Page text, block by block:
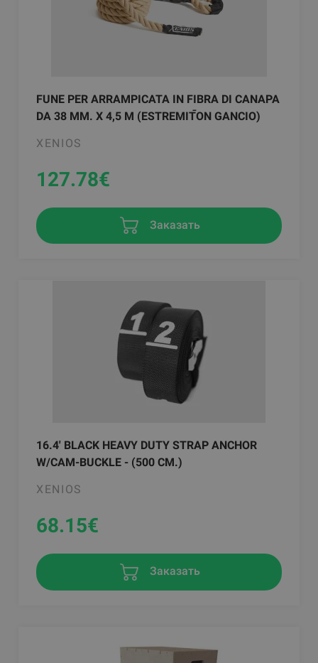
FUNE PER ARRAMPICATA IN FIBRA DI CANAPA
DA 38 MM. X 4,5 M (ESTREMITࠣON GANCIO)
XENIOS
127.78€
Заказать
16.4' BLACK HEAVY DUTY STRAP ANCHOR
W/CAM-BUCKLE - (500 CM.)
XENIOS
68.15€
Заказать